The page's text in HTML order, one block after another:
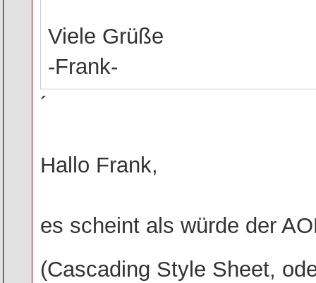
Viele Grüße
-Frank-
´
Hallo Frank,
es scheint als würde der
(Cascading Style Sheet,